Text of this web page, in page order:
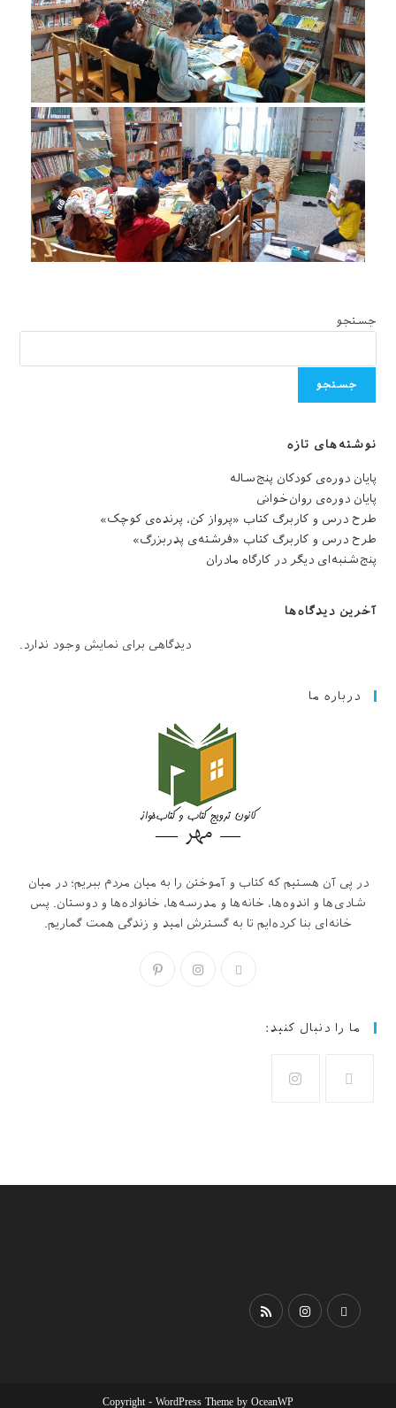
جستجو
جستجو
نوشته‌های تازه
پایان دوره‌ی کودکان پنج‌ساله
پایان دوره‌ی روان‌خوانی
طرح درس و کاربرگ کتاب «پرواز کن، پرنده‌ی کوچک»
طرح درس و کاربرگ کتاب «فرشته‌ی پدربزرگ»
پنج‌شنبه‌ای دیگر در کارگاه مادران
آخرین دیدگاه‌ها
دیدگاهی برای نمایش وجود ندارد.
درباره ما
در پی آن هستیم که کتاب و آموختن را به میان مردم ببریم؛ در میان
شادی‌ها و اندوه‌ها، خانه‌ها و مدرسه‌ها، خانواده‌ها و دوستان. پس
خانه‌ای بنا کرده‌ایم تا به گسترش امید و زندگی همت گماریم.
ما را دنبال کنید:
Copyright - WordPress Theme by OceanWP